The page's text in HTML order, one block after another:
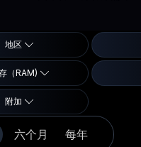
地区
（RAM)
附加
六个月 每年